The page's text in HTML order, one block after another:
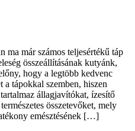
ma már számos teljesértékű táp
összeállításának kutyánk,
hogy a legtöbb kedvenc
a tápokkal szemben, hiszen
állagjavítókat, ízesítő
összetevőket, mely
emésztésének […]